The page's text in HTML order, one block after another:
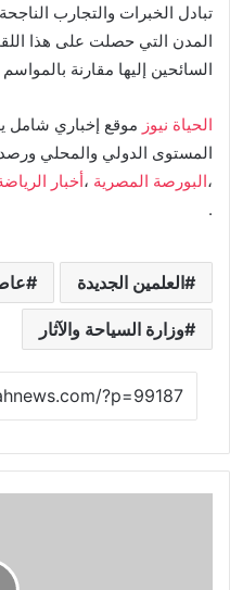
تبادل الخبرات والتجارب
المدن التي حصلت على هذا
السائحين إليها مقارنة
الحياة نيوز موقع إخباري شامل
المستوى الدولي والمحلي ورصد
،البورصة المصرية ،أخبار
.
العلمين الجديدة
وزارة السياحة والآثار